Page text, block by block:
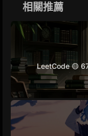
相關推薦
LeetCode 🟡